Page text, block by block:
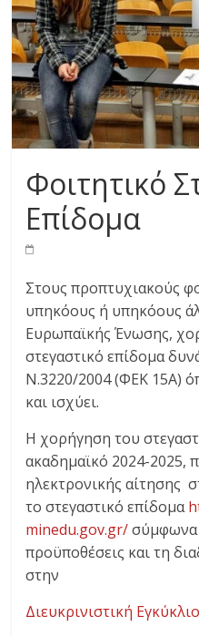
Εκκλησιαστική
Ακαδημία
Αθηνών
Φοιτητικό
Επίδομα
Στους προπτυχιακούς
υπηκόους ή υπηκόους
Ευρωπαϊκής Ένωσης,
στεγαστικό επίδομα
Ν.3220/2004 (ΦΕΚ 15Α)
και ισχύει.
Η χορήγηση του
ακαδημαϊκό 2024-2025,
ηλεκτρονικής αίτησης
το στεγαστικό επίδομα
minedu.gov.gr/σύμφωνα
προϋποθέσεις και τη
στην
Διευκρινιστική